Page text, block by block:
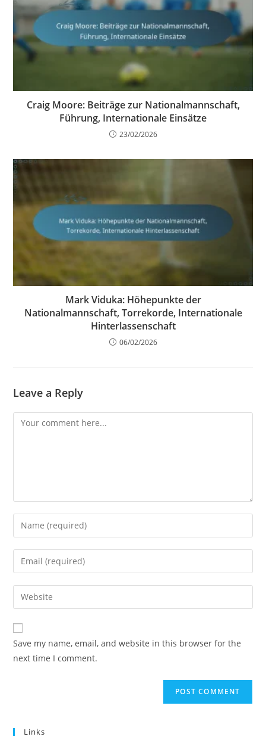
Craig Moore: Beiträge zur Nationalmannschaft,
Führung, Internationale Einsätze
23/02/2026
Mark Viduka: Höhepunkte der
Nationalmannschaft, Torrekorde, Internationale
Hinterlassenschaft
06/02/2026
Leave a Reply
Comment
Enter
your
name
comment
Enter
your
email
address
comment
Enter
your
website
URL
(optional)
Save my name, email, and website in this browser for the
next time I comment.
Links